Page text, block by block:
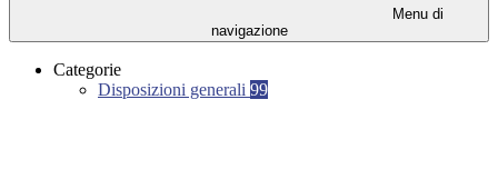
Menu di
navigazione
Categorie
Disposizioni generali 99